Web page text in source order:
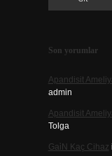
Son yorumlar
Apandisit
admin
Apandisit
Tolga
Gai̇N Kaç Cihaz